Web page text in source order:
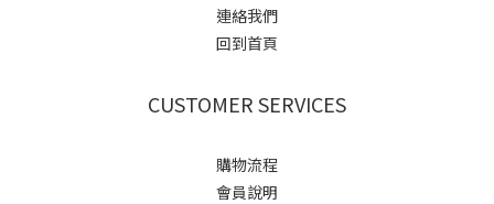
連絡我們
回到首頁
CUSTOMER SERVICES
購物流程
會員說明